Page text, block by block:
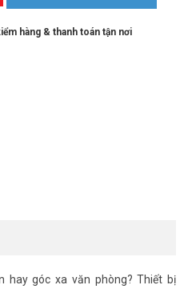
hàng & thanh toán tận nơi
hay góc xa văn phòng? Thiết bị